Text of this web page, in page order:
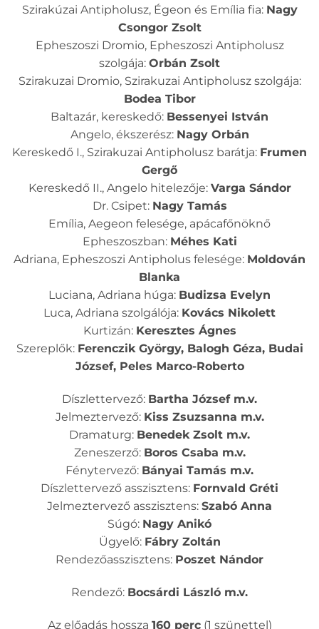
Szirakúzai Antipholusz, Égeon és Emília fia: Nagy
Csongor Zsolt
Epheszoszi Dromio, Epheszoszi Antipholusz
szolgája: Orbán Zsolt
Szirakuzai Dromio, Szirakuzai Antipholusz szolgája:
Bodea Tibor
Baltazár, kereskedő: Bessenyei István
Angelo, ékszerész: Nagy Orbán
Kereskedő I., Szirakuzai Antipholusz barátja: Frumen
Gergő
Kereskedő II., Angelo hitelezője: Varga Sándor
Dr. Csipet: Nagy Tamás
Emília, Aegeon felesége, apácafőnöknő
Epheszoszban: Méhes Kati
Adriana, Epheszoszi Antipholus felesége: Moldován
Blanka
Luciana, Adriana húga: Budizsa Evelyn
Luca, Adriana szolgálója: Kovács Nikolett
Kurtizán: Keresztes Ágnes
Szereplők: Ferenczik György, Balogh Géza, Budai
József, Peles Marco-Roberto
Díszlettervező: Bartha József m.v.
Jelmeztervező: Kiss Zsuzsanna m.v.
Dramaturg: Benedek Zsolt m.v.
Zeneszerző: Boros Csaba m.v.
Fénytervező: Bányai Tamás m.v.
Díszlettervező asszisztens: Fornvald Gréti
Jelmeztervező asszisztens: Szabó Anna
Súgó: Nagy Anikó
Ügyelő: Fábry Zoltán
Rendezőasszisztens: Poszet Nándor
Rendező: Bocsárdi László m.v.
Az előadás hossza 160 perc(1 szünettel)